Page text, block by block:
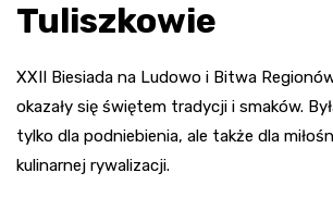
Tuliszkowie
XXII Biesiada na Ludowo i Bitwa
okazały się świętem tradycji i smaków.
tylko dla podniebienia, ale także dla
kulinarnej rywalizacji.